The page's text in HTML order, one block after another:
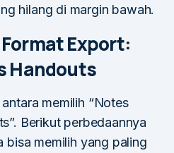
hilang di margin bawah.
Export:
Handouts
memilih “Notes
Berikut perbedaannya
bisa memilih yang paling